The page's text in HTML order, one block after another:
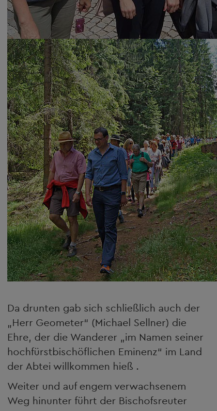
Da drunten gab sich schließlich auch der
„Herr Geometer“ (Michael Sellner) die
Ehre, der die Wanderer „im Namen seiner
hochfürstbischöflichen Eminenz“ im Land
der Abtei willkommen hieß .
Weiter und auf engem verwachsenem
Weg hinunter führt der Bischofsreuter